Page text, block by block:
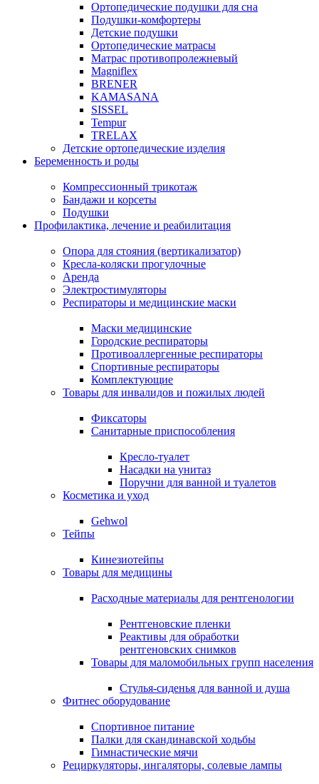
Ортопедические подушки для сна
Подушки-комфортеры
Детские подушки
Ортопедические матрасы
Матрас противопролежневый
Magniflex
BRENER
KAMASANA
SISSEL
Tempur
TRELAX
Детские ортопедические изделия
Беременность и роды
Компрессионный трикотаж
Бандажи и корсеты
Подушки
Профилактика, лечение и реабилитация
Опора для стояния (вертикализатор)
Кресла-коляски прогулочные
Аренда
Электростимуляторы
Респираторы и медицинские маски
Маски медицинские
Городские респираторы
Противоаллергенные респираторы
Спортивные респираторы
Комплектующие
Товары для инвалидов и пожилых людей
Фиксаторы
Санитарные приспособления
Кресло-туалет
Насадки на унитаз
Поручни для ванной и туалетов
Косметика и уход
Gehwol
Тейпы
Кинезиотейпы
Товары для медицины
Расходные материалы для рентгенологии
Рентгеновские пленки
Реактивы для обработки
рентгеновских снимков
Товары для маломобильных групп населения
Стулья-сиденья для ванной и душа
Фитнес оборудование
Спортивное питание
Палки для скандинавской ходьбы
Гимнастические мячи
Рециркуляторы, ингаляторы, солевые лампы